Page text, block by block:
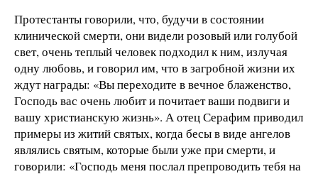
Протестанты говорили, что, будучи в состоянии
клинической смерти, они видели розовый или голубой
свет, очень теплый человек подходил к ним, излучая
одну любовь, и говорил им, что в загробной жизни их
ждут награды: «Вы переходите в вечное блаженство,
Господь вас очень любит и почитает ваши подвиги и
вашу христианскую жизнь». А отец Серафим приводил
примеры из житий святых, когда бесы в виде ангелов
являлись святым, которые были уже при смерти, и
говорили: «Господь меня послал препроводить тебя на